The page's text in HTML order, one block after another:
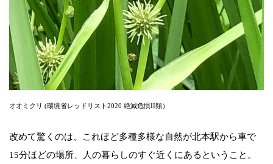
オオミクリ (環境省レッドリスト2020 絶滅危惧II類）
改めて驚くのは、これほど多種多様な自然が北本駅から車で
15分ほどの場所、人の暮らしのすぐ近くにあるということ。